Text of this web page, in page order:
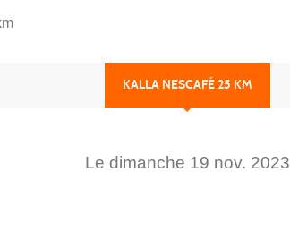
KALLA NESCAFÉ 25 KM
Le dimanche 19 nov. 2023